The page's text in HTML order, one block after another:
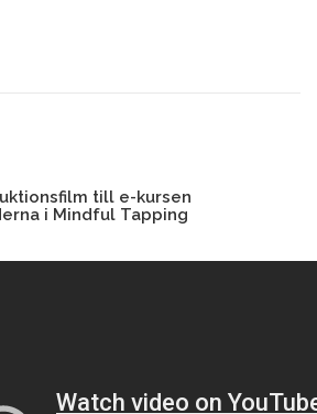
till e-kursen
i Mindful Tapping